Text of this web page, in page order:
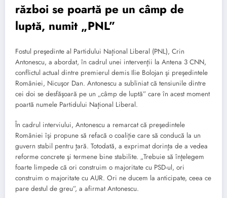
război se poartă pe un câmp de
luptă, numit „PNL”
Fostul preşedinte al Partidului Naţional Liberal (PNL), Crin
Antonescu, a abordat, în cadrul unei intervenţii la Antena 3 CNN,
conflictul actual dintre premierul demis Ilie Bolojan şi preşedintele
României, Nicuşor Dan. Antonescu a subliniat că tensiunile dintre
cei doi se desfăşoară pe un „câmp de luptă” care în acest moment
poartă numele Partidului Naţional Liberal.
În cadrul interviului, Antonescu a remarcat că preşedintele
României îşi propune să refacă o coaliţie care să conducă la un
guvern stabil pentru ţară. Totodată, a exprimat dorinţa de a vedea
reforme concrete şi termene bine stabilite. „Trebuie să înţelegem
foarte limpede că ori construim o majoritate cu PSD-ul, ori
construim o majoritate cu AUR. Ori ne ducem la anticipate, ceea ce
pare destul de greu”, a afirmat Antonescu.